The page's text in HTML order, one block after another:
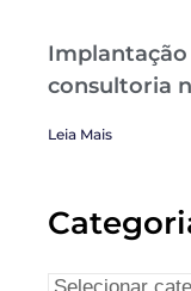
Implantação
consultoria
Leia Mais